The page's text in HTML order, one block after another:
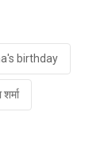
birthday
शर्मा